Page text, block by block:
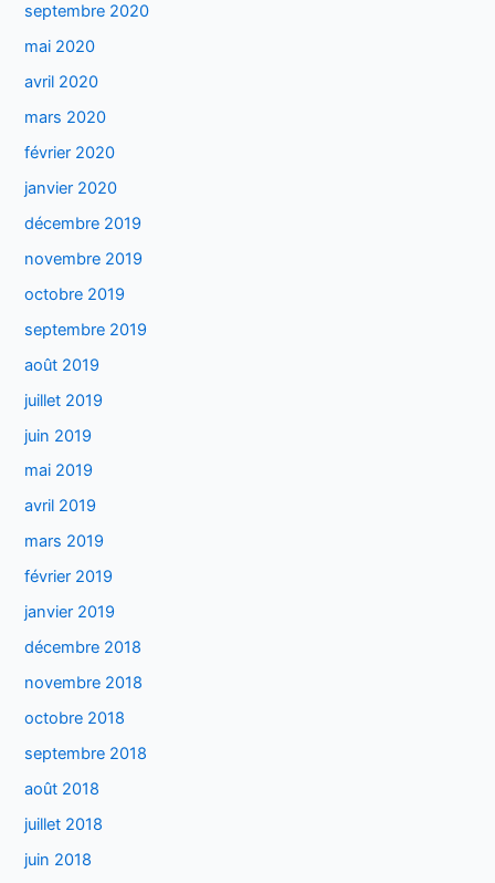
septembre 2020
mai 2020
avril 2020
mars 2020
février 2020
janvier 2020
décembre 2019
novembre 2019
octobre 2019
septembre 2019
août 2019
juillet 2019
juin 2019
mai 2019
avril 2019
mars 2019
février 2019
janvier 2019
décembre 2018
novembre 2018
octobre 2018
septembre 2018
août 2018
juillet 2018
juin 2018